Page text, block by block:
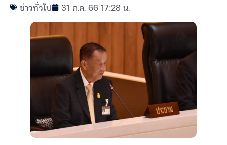
ข่าวทั่วไป 31 ก.ค. 66 17:28 น.